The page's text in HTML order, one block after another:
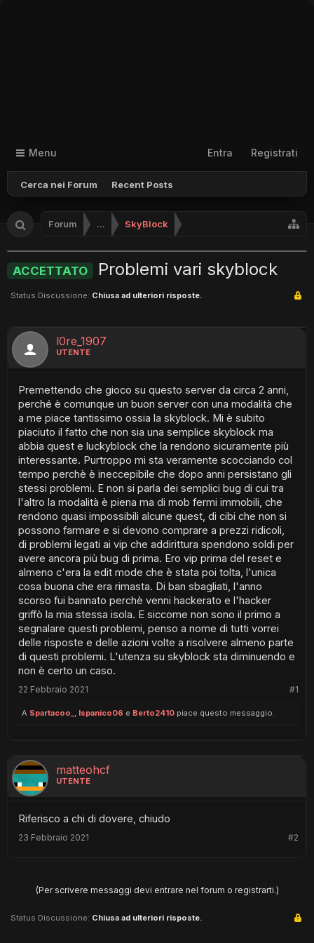
Menu
Cerca nei Forum Recent Posts
Entra Registrati
Forum ... SkyBlock
ACCETTATO Problemi vari skyblock
Status Discussione: Chiusa ad ulteriori risposte.
l0re_1907
UTENTE
Premettendo che gioco su questo server da circa 2 anni,
perché è comunque un buon server con una modalità che
a me piace tantissimo ossia la skyblock. Mi è subito
piaciuto il fatto che non sia una semplice skyblock ma
abbia quest e luckyblock che la rendono sicuramente più
interessante. Purtroppo mi sta veramente scocciando col
tempo perchè è ineccepibile che dopo anni persistano gli
stessi problemi. E non si parla dei semplici bug di cui tra
l'altro la modalità è piena ma di mob fermi immobili, che
rendono quasi impossibili alcune quest, di cibi che non si
possono farmare e si devono comprare a prezzi ridicoli,
di problemi legati ai vip che addirittura spendono soldi per
avere ancora più bug di prima. Ero vip prima del reset e
almeno c'era la edit mode che è stata poi tolta, l'unica
cosa buona che era rimasta. Di ban sbagliati, l'anno
scorso fui bannato perchè venni hackerato e l'hacker
griffò la mia stessa isola. E siccome non sono il primo a
segnalare questi problemi, penso a nome di tutti vorrei
delle risposte e delle azioni volte a risolvere almeno parte
di questi problemi. L'utenza su skyblock sta diminuendo e
non è certo un caso.
#1
22 Febbraio 2021
A Spartacoo_ , Ispanico06 e Berto2410 piace questo messaggio.
matteohcf
UTENTE
Riferisco a chi di dovere, chiudo
#2
23 Febbraio 2021
(Per scrivere messaggi devi entrare nel forum o registrarti.)
Status Discussione: Chiusa ad ulteriori risposte.